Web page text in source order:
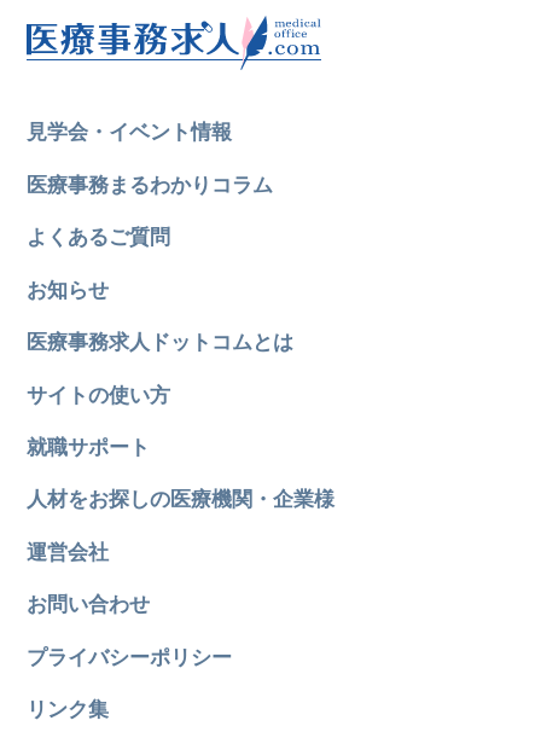
見学会・イベント情報
医療事務まるわかりコラム
よくあるご質問
お知らせ
医療事務求人ドットコムとは
サイトの使い方
就職サポート
人材をお探しの医療機関・企業様
運営会社
お問い合わせ
プライバシーポリシー
リンク集